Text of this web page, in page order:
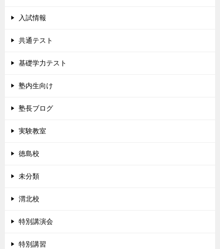
入試情報
共通テスト
基礎学力テスト
塾内生向け
塾長ブログ
実験教室
徳島校
未分類
渭北校
特別講演会
特別講習